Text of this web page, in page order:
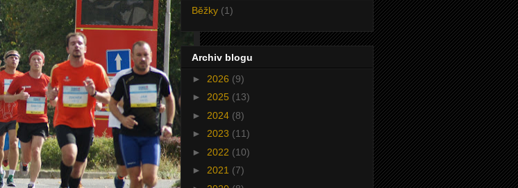
Běžky (1)
Archiv blogu
► 2026 (9)
► 2025 (13)
► 2024 (8)
► 2023 (11)
► 2022 (10)
► 2021 (7)